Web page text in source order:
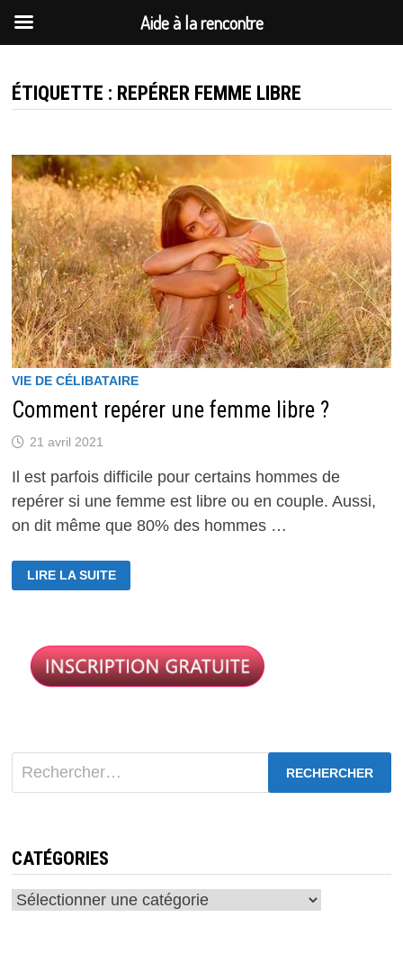
au
contenu
ÉTIQUETTE : REPÉRER FEMME LIBRE
VIE DE CÉLIBATAIRE
Comment repérer une femme libre ?
21 avril 2021
Il est parfois difficile pour certains hommes de
repérer si une femme est libre ou en couple. Aussi,
on dit même que 80% des hommes …
COMMENT
REPÉRER
UNE
LIRE LA SUITE
Rechercher :
CATÉGORIES
Catégories
Aide à la rencontre